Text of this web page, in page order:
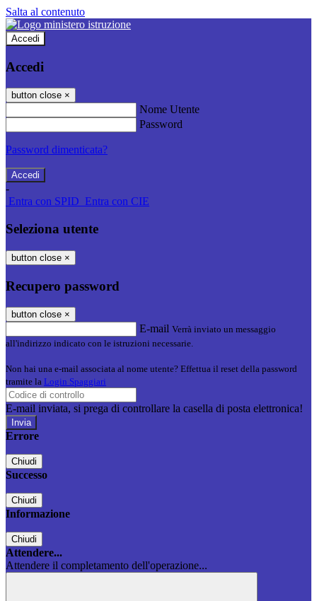
Salta al contenuto
Accedi
Accedi
button close ×
Nome Utente
Password
Password dimenticata?
-
Entra con SPID Entra con CIE
Seleziona utente
button close ×
Recupero password
button close ×
E-mail Verrà inviato un messaggio
all'indirizzo indicato con le istruzioni necessarie.
Non hai una e-mail associata al nome utente? Effettua il reset della password
tramite la Login Spaggiari
E-mail inviata, si prega di controllare la casella di posta elettronica!
Errore
Chiudi
Successo
Chiudi
Informazione
Chiudi
Attendere...
Attendere il completamento dell'operazione...